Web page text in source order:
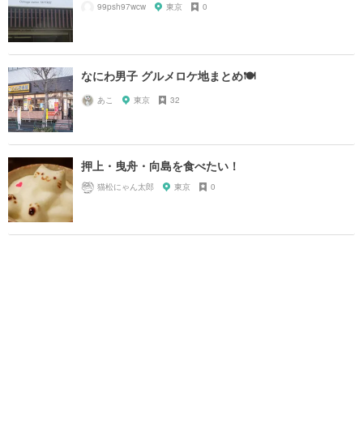
99psh97wcw 東京 0
なにわ男子 グルメロケ地まとめ🍽
あこ 東京 32
押上・曳舟・向島を食べたい！
猫松にゃん太郎 東京 0